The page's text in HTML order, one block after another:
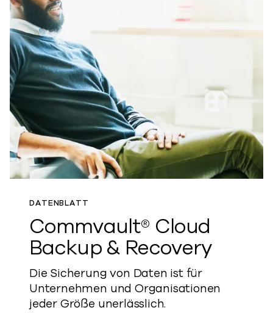
DATENBLATT
Commvault® Cloud
Backup & Recovery
Die Sicherung von Daten ist für
Unternehmen und Organisationen
jeder Größe unerlässlich.